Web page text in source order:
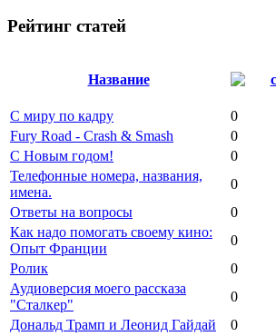
Рейтинг статей
Название
С миру по кадру
0
Fury Road - Crash & Smash
0
С Новым годом!
0
Телефонные номера, названия,
имена.
0
Ответы на вопросы
0
Как надо помогать своему кино:
Опыт Франции
0
Ролик
0
Аудиоверсия моего рассказа
"Сталкер"
0
Дональд Трамп и Леонид Гайдай
0